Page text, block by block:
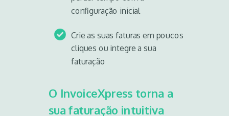
O InvoiceXpress torna a
sua faturação intuitiva
configuração inicial
Crie as suas faturas em poucos
cliques ou integre a sua
faturação